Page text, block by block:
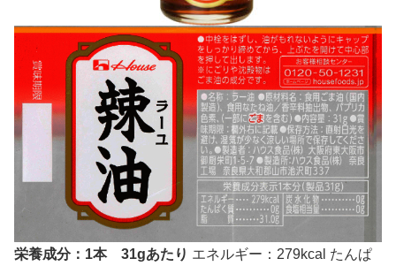
栄養成分：1本 31gあたり エネルギー：279kcal たんぱ